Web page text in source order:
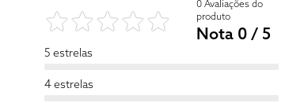
0 Avaliações do
produto
Nota 0 / 5
5 estrelas
4 estrelas